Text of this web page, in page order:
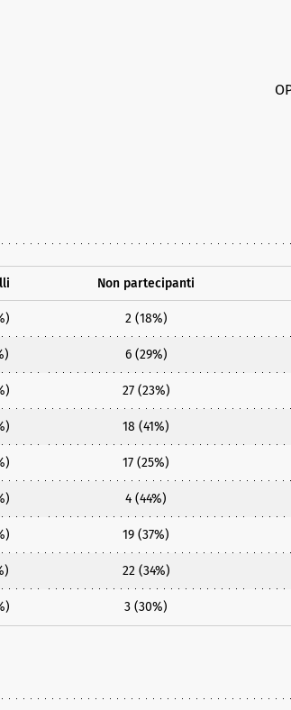
Non partecipanti
2 (18%)
6 (29%)
27 (23%)
18 (41%)
17 (25%)
4 (44%)
19 (37%)
22 (34%)
3 (30%)